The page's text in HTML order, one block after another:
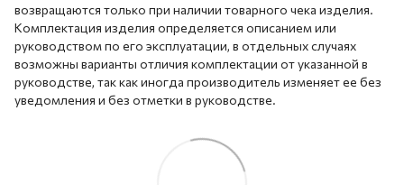
возвращаются только при наличии товарного чека изделия.
Комплектация изделия определяется описанием или
руководством по его эксплуатации, в отдельных случаях
возможны варианты отличия комплектации от указанной в
руководстве, так как иногда производитель изменяет ее без
уведомления и без отметки в руководстве.